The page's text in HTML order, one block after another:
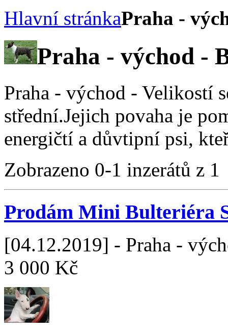
Hlavní stránkaPraha -
Praha - východ -
Praha - východ - Velikostí
střední.Jejich povaha je
energičtí a důvtipní psi,
Zobrazeno 0-1 inzerátů z 1
Prodám Mini Bulteriéra
[04.12.2019] - Praha -
3 000 Kč